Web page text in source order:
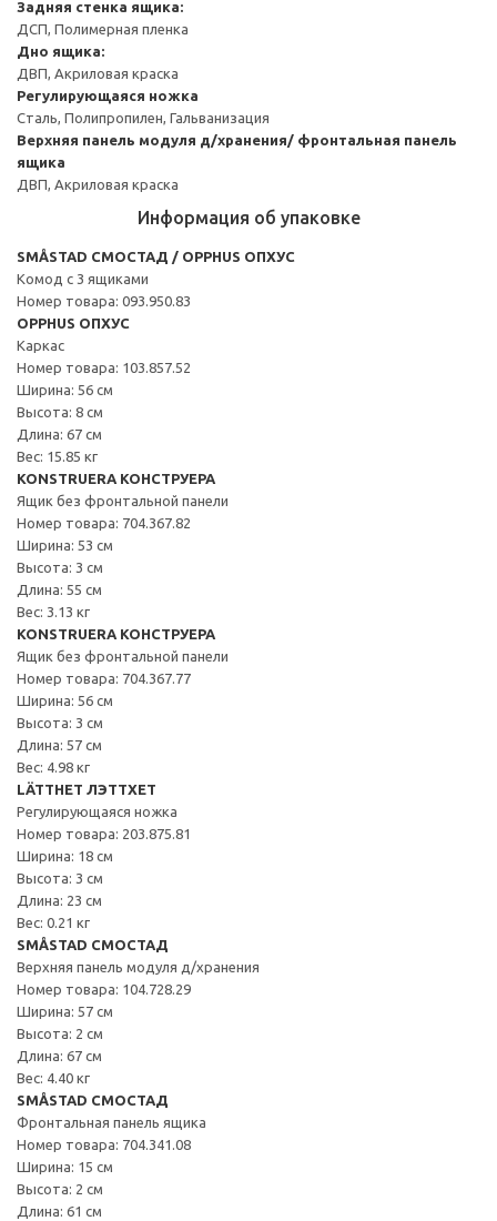
Задняя стенка ящика:
ДСП, Полимерная пленка
Дно ящика:
ДВП, Акриловая краска
Регулирующаяся ножка
Сталь, Полипропилен, Гальванизация
Верхняя панель модуля д/хранения/ фронтальная панель
ящика
ДВП, Акриловая краска
Информация об упаковке
SMÅSTAD СМОСТАД / OPPHUS ОПХУС
Комод с 3 ящиками
Номер товара: 093.950.83
OPPHUS ОПХУС
Каркас
Номер товара: 103.857.52
Ширина: 56 см
Высота: 8 см
Длина: 67 см
Вес: 15.85 кг
KONSTRUERA КОНСТРУЕРА
Ящик без фронтальной панели
Номер товара: 704.367.82
Ширина: 53 см
Высота: 3 см
Длина: 55 см
Вес: 3.13 кг
KONSTRUERA КОНСТРУЕРА
Ящик без фронтальной панели
Номер товара: 704.367.77
Ширина: 56 см
Высота: 3 см
Длина: 57 см
Вес: 4.98 кг
LÄTTHET ЛЭТТХЕТ
Регулирующаяся ножка
Номер товара: 203.875.81
Ширина: 18 см
Высота: 3 см
Длина: 23 см
Вес: 0.21 кг
SMÅSTAD СМОСТАД
Верхняя панель модуля д/хранения
Номер товара: 104.728.29
Ширина: 57 см
Высота: 2 см
Длина: 67 см
Вес: 4.40 кг
SMÅSTAD СМОСТАД
Фронтальная панель ящика
Номер товара: 704.341.08
Ширина: 15 см
Высота: 2 см
Длина: 61 см